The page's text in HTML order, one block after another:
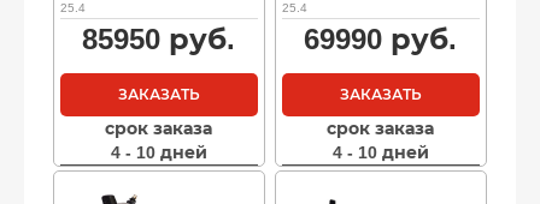
25.4
85950 руб.
ЗАКАЗАТЬ
срок заказа
4 - 10 дней
25.4
69990 руб.
ЗАКАЗАТЬ
срок заказа
4 - 10 дней